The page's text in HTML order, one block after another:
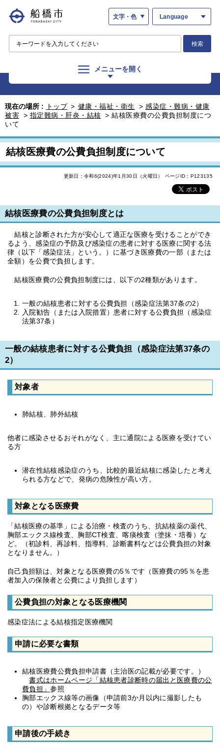
文字・色 Language
検索
メニューを開く
現在の場所 : トップ > 健康・福祉・衛生 > 感染症・難病・健康
被害 > 指定難病・肝炎・結核 > 結核医療費の公費負担制度につ
いて
結核医療費の公費負担制度について
更新日：令和6(2024)年1月30日（火曜日） ページID：P123135
結核医療費の公費負担制度とは
結核と診断された方が安心して適正な医療を受けることができ
るよう、感染症の予防及び感染症の患者に対する医療に関する法
律（以下「感染症法」という。）に基づき医療費の一部（または
全額）を公費で負担します。
結核医療費の公費負担制度には、以下の2種類があります。
一般の結核患者に対する公費負担（感染症法第37条の2）
入院勧告（または入院措置）患者に対する公費負担（感染症
法第37条）
一般の結核患者に対する公費負担（感染症法第37条の
2）
対象者
肺結核、肺外結核
他者に感染させるおそれがなく、主に通院による医療を受けてい
る方
潜在性結核感染症のうち、比較的最近結核に感染したと考え
られる方などで、発病の危険性が高い方。
対象となる医療費
「結核医療の基準」による治療・検査のうち、抗結核薬の薬代、
胸部エックス線検査、胸部CT検査、喀痰検査（塗抹・培養）な
ど。（初診料、再診料、指導料、診断書料などは公費負担の対象
となりません。）
自己負担額は、対象となる医療費の5％です（医療費の95％を患
者加入の保険者と公費により負担します）
公費負担の対象となる医療機関
感染症法による結核指定医療機関
申請に必要な書類
結核医療費公費負担申請書（主治医の記載が必要です。）
書式はホームページ「結核患者診断時の届出と医療費の公
費負担」参照
胸部エックス線等の画像（申請前3か月以内に撮影したも
の）や診断根拠となるデータ等
申請後の手続き